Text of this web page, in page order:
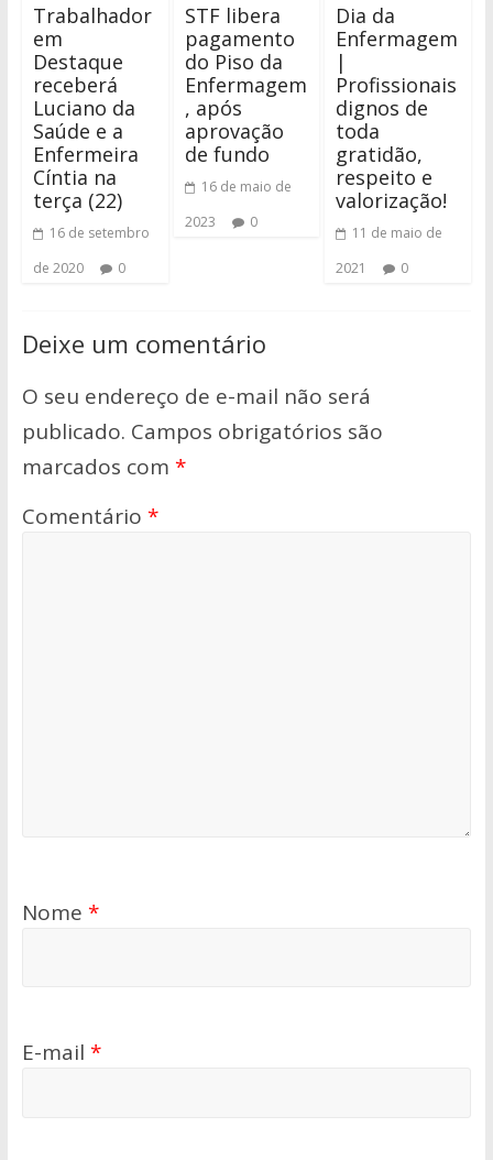
Trabalhador
em
Destaque
receberá
Luciano da
Saúde e a
Enfermeira
Cíntia na
terça (22)
16 de setembro
de 2020
0
STF libera
pagamento
do Piso da
Enfermagem
, após
aprovação
de fundo
16 de maio de
2023
0
Dia da
Enfermagem
|
Profissionais
dignos de
toda
gratidão,
respeito e
valorização!
11 de maio de
2021
0
Deixe um comentário
O seu endereço de e-mail não será
publicado. Campos obrigatórios são
marcados com *
Comentário *
Nome *
E-mail *